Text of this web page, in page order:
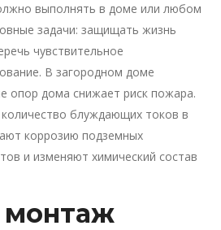
выполнять в доме или любом
задачи: защищать жизнь
чувствительное
В загородном доме
опор дома снижает риск пожара.
блуждающих токов в
коррозию подземных
и изменяют химический состав
монтаж